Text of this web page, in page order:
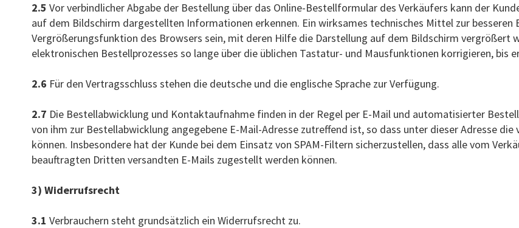
2.5 Vor verbindlicher Abgabe der Bestellung über das Online-Bestellformular des Verkäufers kann der
auf dem Bildschirm dargestellten Informationen erkennen. Ein wirksames technisches Mittel zur besseren
Vergrößerungsfunktion des Browsers sein, mit deren Hilfe die Darstellung auf dem Bildschirm vergrößert
elektronischen Bestellprozesses so lange über die üblichen Tastatur- und Mausfunktionen korrigieren, bis
2.6 Für den Vertragsschluss stehen die deutsche und die englische Sprache zur Verfügung.
2.7 Die Bestellabwicklung und Kontaktaufnahme finden in der Regel per E-Mail und automatisierter
von ihm zur Bestellabwicklung angegebene E-Mail-Adresse zutreffend ist, so dass unter dieser Adresse
können. Insbesondere hat der Kunde bei dem Einsatz von SPAM-Filtern sicherzustellen, dass alle vom
beauftragten Dritten versandten E-Mails zugestellt werden können.
3) Widerrufsrecht
3.1 Verbrauchern steht grundsätzlich ein Widerrufsrecht zu.